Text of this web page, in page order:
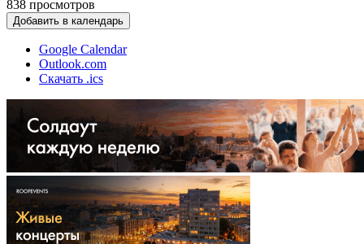
838 просмотров
Добавить в календарь
Google Calendar
Outlook.com
Скачать .ics